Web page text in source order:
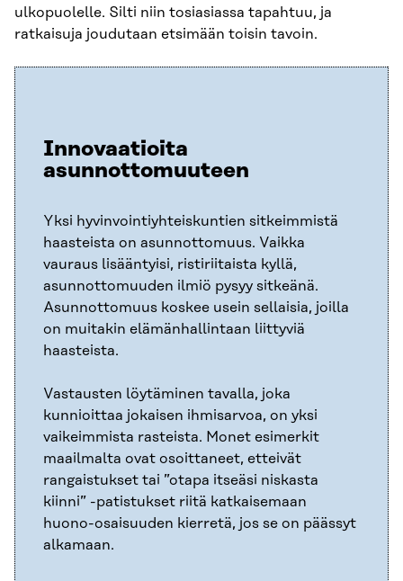
ulkopuolelle. Silti niin tosiasiassa tapahtuu, ja
ratkaisuja joudutaan etsimään toisin tavoin.
Innovaatioita
asunnottomuuteen
Yksi hyvinvointiyhteiskuntien sitkeimmistä
haasteista on asunnottomuus. Vaikka
vauraus lisääntyisi, ristiriitaista kyllä,
asunnottomuuden ilmiö pysyy sitkeänä.
Asunnottomuus koskee usein sellaisia, joilla
on muitakin elämänhallintaan liittyviä
haasteista.
Vastausten löytäminen tavalla, joka
kunnioittaa jokaisen ihmisarvoa, on yksi
vaikeimmista rasteista. Monet esimerkit
maailmalta ovat osoittaneet, etteivät
rangaistukset tai ”otapa itseäsi niskasta
kiinni” -patistukset riitä katkaisemaan
huono-osaisuuden kierretä, jos se on päässyt
alkamaan.